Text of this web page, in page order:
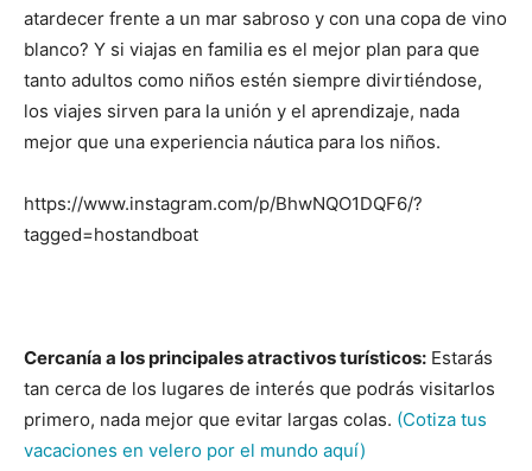
atardecer frente a un mar sabroso y con una copa de vino
blanco? Y si viajas en familia es el mejor plan para que
tanto adultos como niños estén siempre divirtiéndose,
los viajes sirven para la unión y el aprendizaje, nada
mejor que una experiencia náutica para los niños.
https://www.instagram.com/p/BhwNQO1DQF6/?
tagged=hostandboat
Cercanía a los principales atractivos turísticos: Estarás
tan cerca de los lugares de interés que podrás visitarlos
primero, nada mejor que evitar largas colas. (Cotiza tus
vacaciones en velero por el mundo aquí)